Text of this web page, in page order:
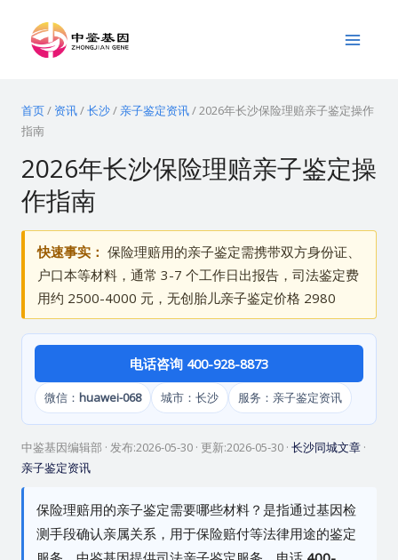
Menu
首页/ 资讯/长沙/ 亲子鉴定资讯/2026年长沙保险理赔亲子鉴定操作
指南
2026年长沙保险理赔亲子鉴定操
作指南
快速事实： 保险理赔用的亲子鉴定需携带双方身份证、
户口本等材料，通常 3-7 个工作日出报告，司法鉴定费
用约 2500-4000 元，无创胎儿亲子鉴定价格 2980
电话咨询 400-928-8873
微信： huawei-068 城市：长沙 服务：亲子鉴定资讯
中鉴基因编辑部 · 发布:2026-05-30· 更新:2026-05-30· 长沙同城文章·
亲子鉴定资讯
保险理赔用的亲子鉴定需要哪些材料？是指通过基因检
测手段确认亲属关系，用于保险赔付等法律用途的鉴定